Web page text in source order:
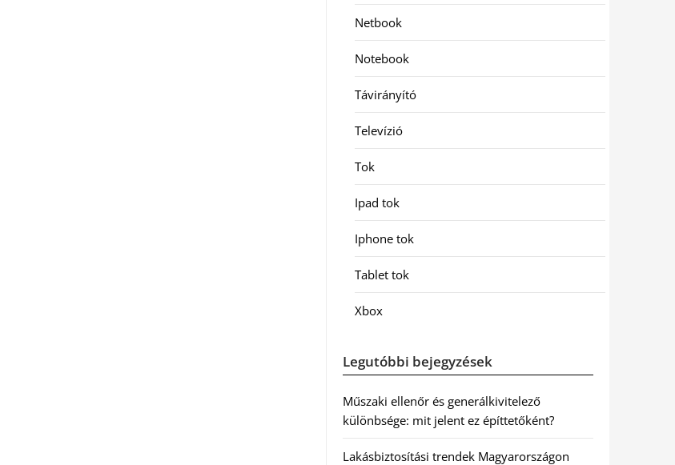
Netbook
Notebook
Távirányító
Televízió
Tok
Ipad tok
Iphone tok
Tablet tok
Xbox
Legutóbbi bejegyzések
Műszaki ellenőr és generálkivitelező
különbsége: mit jelent ez építtetőként?
Lakásbiztosítási trendek Magyarországon